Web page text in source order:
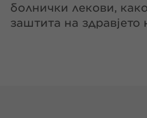
болнички лекови,
заштита на